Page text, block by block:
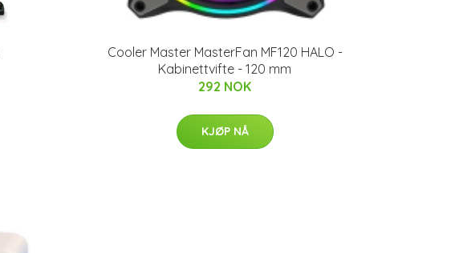
Cooler Master MasterFan MF120 HALO -
Kabinettvifte - 120 mm
292 NOK
KJØP NÅ